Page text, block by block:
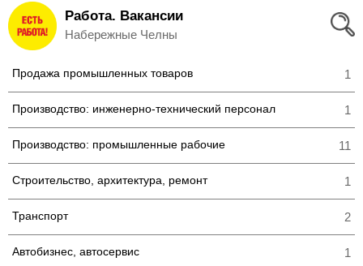
Вход
и
Регистрация
Избранное
Соискателям
Добавить
резюме
Работа. Вакансии
Набережные Челны
Продажа промышленных товаров 1
Производство: инженерно-технический персонал 1
Производство: промышленные рабочие 11
Строительство, архитектура, ремонт 1
Транспорт 2
Автобизнес, автосервис 1